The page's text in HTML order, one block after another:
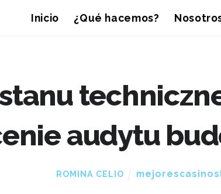
Inicio ¿Qué hacemos?
audytu
ROMINA CELIO